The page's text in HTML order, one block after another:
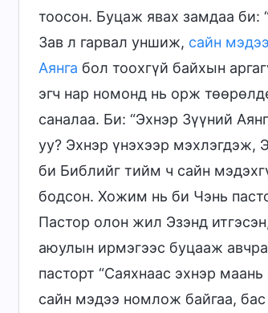
тоосон. Буцаж явах замдаа би:
Зав л гарвал уншиж, сайн мэдээ
Аянга бол тоохгүй байхын
эгч нар номонд нь орж
саналаа. Би: “Эхнэр Зүүний
уу? Эхнэр үнэхээр мэхлэгдэж,
би Библийг тийм ч сайн
бодсон. Хожим нь би Чэнь
Пастор олон жил Эзэнд
аюулын ирмэгээс буцааж
пасторт “Саяхнаас эхнэр
сайн мэдээ номлож байгаа, бас